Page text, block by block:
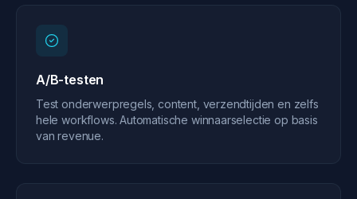
A/B-testen
Test onderwerpregels, content, verzendtijden en zelfs
hele workflows. Automatische winnaarselectie op basis
van revenue.